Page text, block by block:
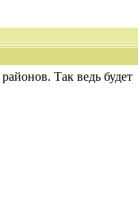
Так ведь будет